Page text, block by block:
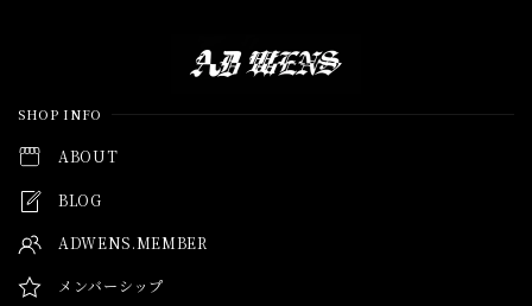
SHOP INFO
ABOUT
BLOG
ADWENS.MEMBER
メンバーシップ